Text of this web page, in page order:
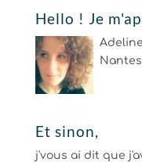
Hello ! Je
Nantes
Et sinon,
j'vous ai dit que